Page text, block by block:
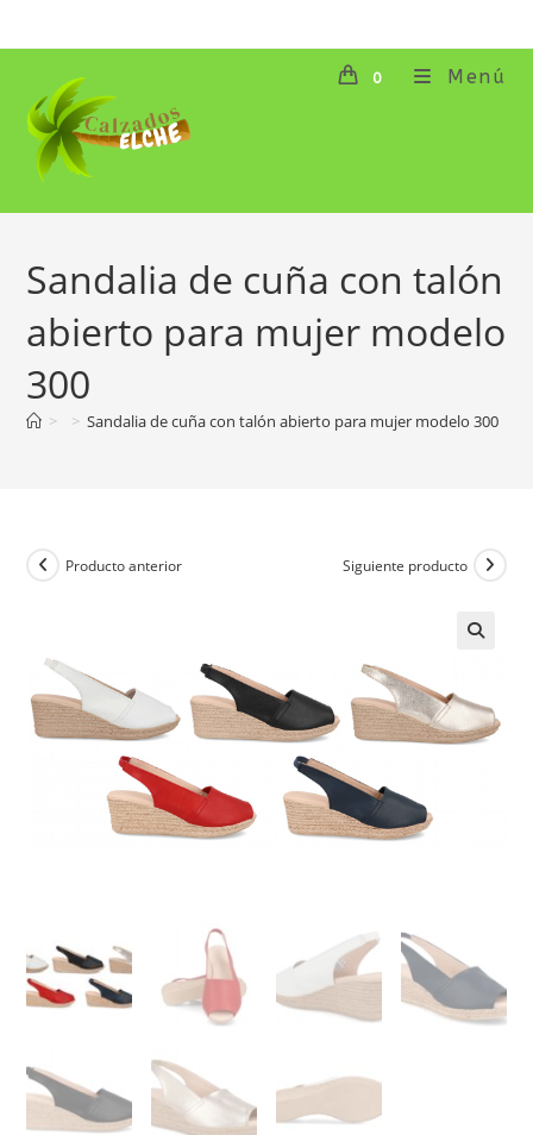
al
contenido
0 Menú
Sandalia de cuña con talón
abierto para mujer modelo
300
> > Sandalia de cuña con talón abierto para mujer modelo 300
Producto anterior Siguiente producto